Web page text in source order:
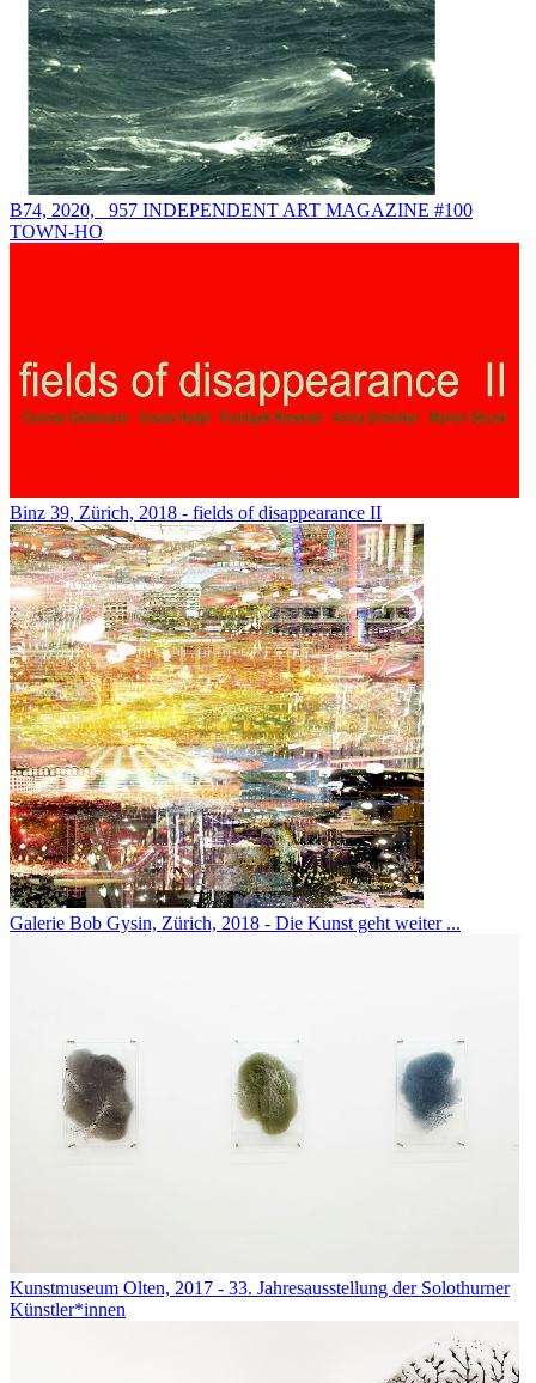
B74, 2020, _957 INDEPENDENT ART MAGAZINE #100
TOWN-HO
Binz 39, Zürich, 2018 - fields of disappearance II
Galerie Bob Gysin, Zürich, 2018 - Die Kunst geht weiter ...
Kunstmuseum Olten, 2017 - 33. Jahresausstellung der Solothurner
Künstler*innen